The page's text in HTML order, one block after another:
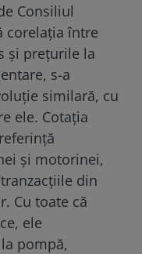
Consiliul
corelația între
și prețurile la
s-a
similară, cu
ele. Cotația
și motorinei,
din
Cu toate că
ele
pompă,